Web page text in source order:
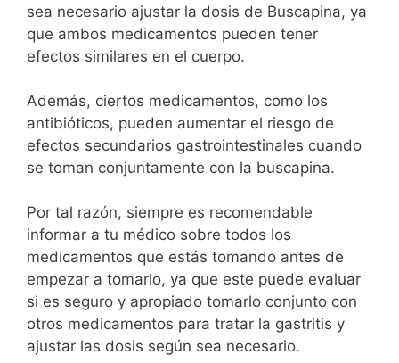
sea necesario ajustar la dosis de Buscapina, ya
que ambos medicamentos pueden tener
efectos similares en el cuerpo.
Además, ciertos medicamentos, como los
antibióticos, pueden aumentar el riesgo de
efectos secundarios gastrointestinales cuando
se toman conjuntamente con la buscapina.
Por tal razón, siempre es recomendable
informar a tu médico sobre todos los
medicamentos que estás tomando antes de
empezar a tomarlo, ya que este puede evaluar
si es seguro y apropiado tomarlo conjunto con
otros medicamentos para tratar la gastritis y
ajustar las dosis según sea necesario.